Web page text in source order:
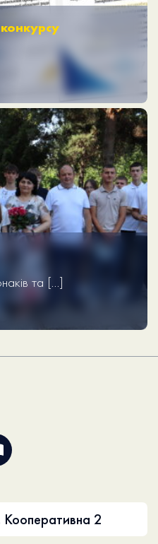
та […]
2